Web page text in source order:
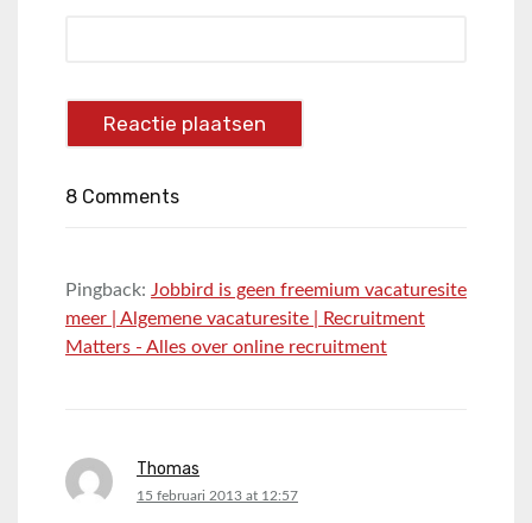
8 Comments
Pingback: Jobbird is geen freemium vacaturesite
meer | Algemene vacaturesite | Recruitment
Matters - Alles over online recruitment
Thomas
says:
15 februari 2013 at 12:57